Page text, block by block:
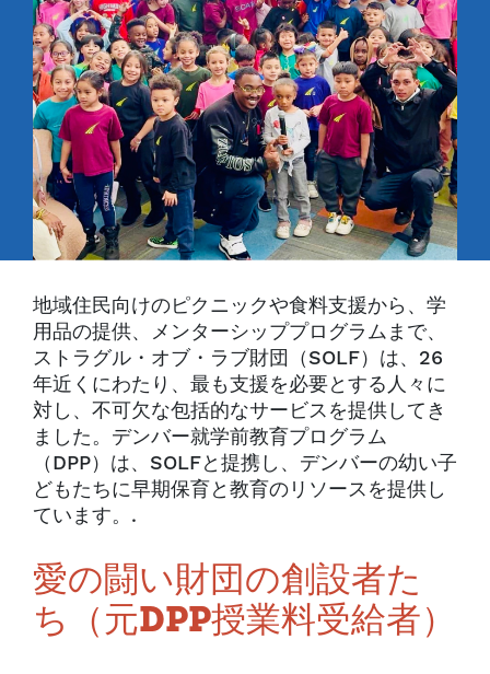
地域住民向けのピクニックや食料支援から、学
用品の提供、メンターシッププログラムまで、
ストラグル・オブ・ラブ財団（SOLF）は、26
年近くにわたり、最も支援を必要とする人々に
対し、不可欠な包括的なサービスを提供してき
ました。デンバー就学前教育プログラム
（DPP）は、SOLFと提携し、デンバーの幼い子
どもたちに早期保育と教育のリソースを提供し
ています。.
愛の闘い財団の創設者た
ち（元DPP授業料受給者）